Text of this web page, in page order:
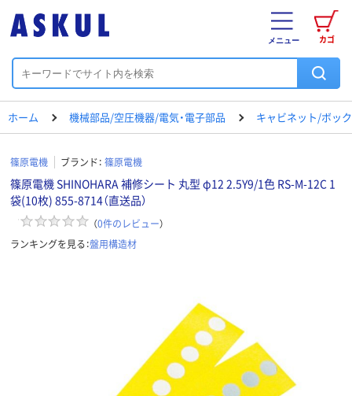
カゴ
メニュー
ホーム 機械部品/空圧機器/電気・電子部品 キャビネット/ボッ
篠原電機 ブランド： 篠原電機
篠原電機 SHINOHARA 補修シート 丸型 φ12 2.5Y9/1色 RS-M-12C 1
袋(10枚) 855-8714（直送品）
（0件のレビュー）
ランキングを見る：盤用構造材